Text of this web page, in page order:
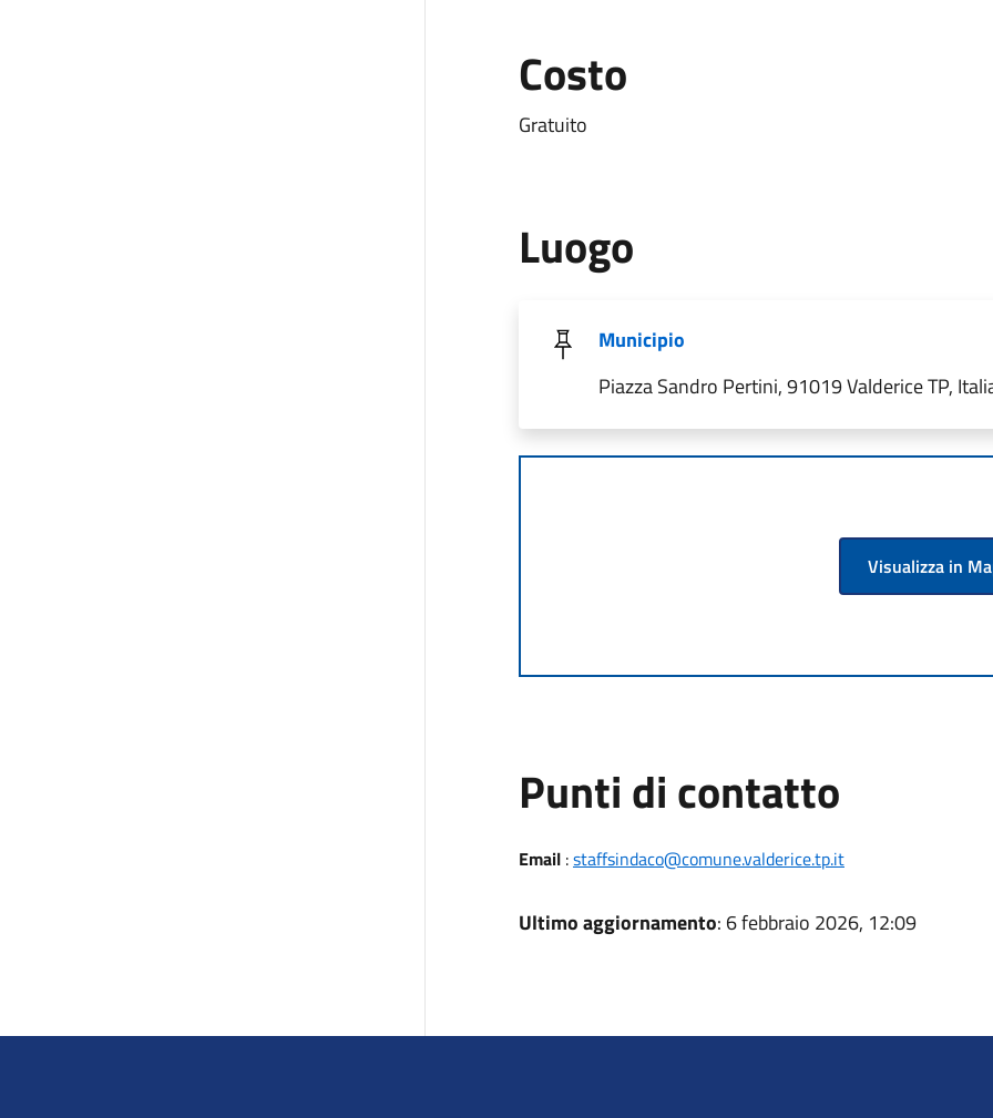
Costo
Gratuito
Luogo
Municipio
Piazza Sandro Pertini, 91019 Valderice TP,
Visualizza in
Punti di contatto
Email:staffsindaco@comune.valderice.tp.it
Ultimo aggiornamento: 6 febbraio 2026, 12:09